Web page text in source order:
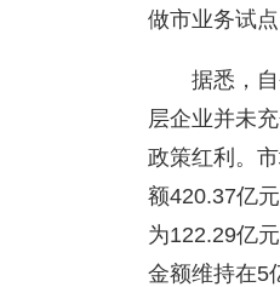
做市业务试
据悉，
层企业并未
政策红利。
额420.37亿
为122.29亿
金额维持在5